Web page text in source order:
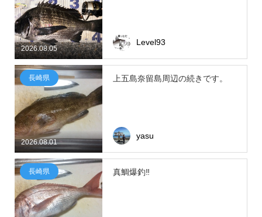
2026.08.05
Level93
2026.08.01
長崎県 上五島奈留島周辺の続きです。
yasu
長崎県 真鯛爆釣‼